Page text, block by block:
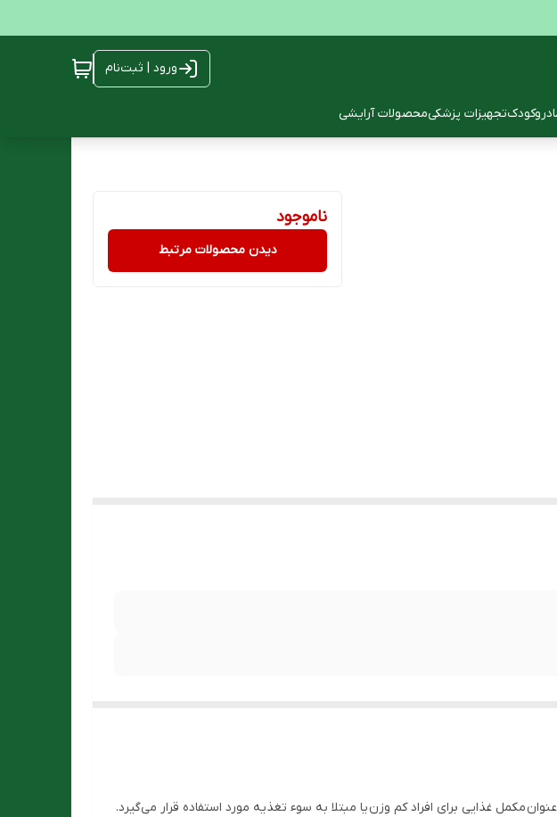
ورود | ثبت‌نام
تجهیزات پزشکیمحصولات آرایشی
ناموجود
دیدن محصولات مرتبط
مکمل غذایی برای افراد کم وزن یا مبتلا به سوء تغذیه مورد استفاده قرار می‌گیرد.